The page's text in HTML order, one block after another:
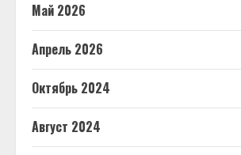
Май 2026
Апрель 2026
Октябрь 2024
Август 2024